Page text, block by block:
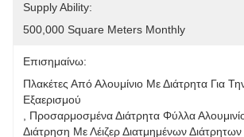
Supply Ability:
500,000 Square Meters Monthly
Επισημαίνω:
Πλακέτες Από Αλουμίνιο Με Διάτρητα Για
Εξαερισμού
Προσαρμοσμένα Διάτρητα Φύλλα
Διάτρηση Με Λέιζερ Διατμημένων